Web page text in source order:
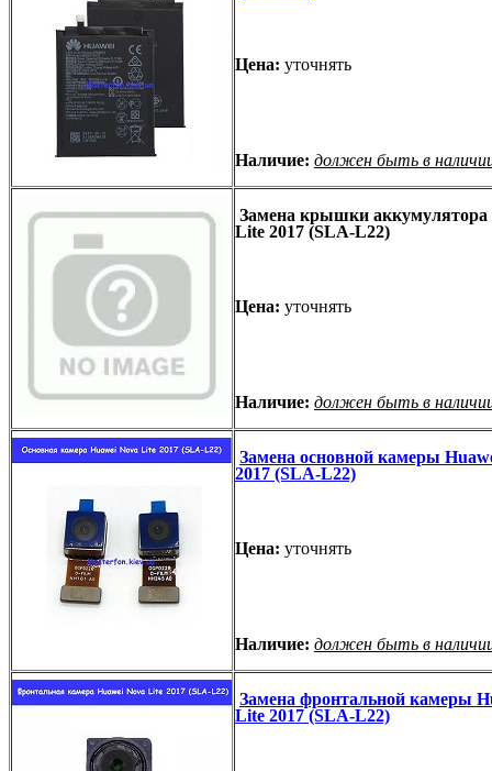
Цена: уточнять
Наличие: должен быть в
Замена крышки аккумулятора
Lite 2017 (SLA-L22)
Цена: уточнять
Наличие: должен быть в
Замена основной камеры
2017 (SLA-L22)
Цена: уточнять
Наличие: должен быть в
Замена фронтальной камеры
Lite 2017 (SLA-L22)